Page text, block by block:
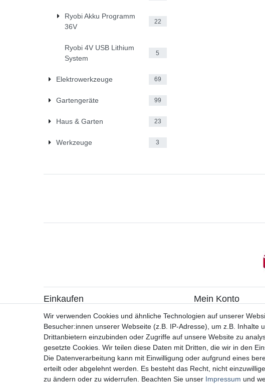
Ryobi Akku Programm
36V
22
Ryobi 4V USB Lithium
System
5
Elektrowerkzeuge 69
Gartengeräte 99
Haus & Garten 23
Werkzeuge 3
Einkaufen
> Zahlungsarten
> Versandarten & -kosten
> Widerrufsrecht / Widerruf erklären
> Hilfe
> Information zur Batterieentsorgung
> Altölverordnung
Mein Konto
> Registrieren
> Login
Wir verwenden Cookies und ähnliche Technologien auf unserer
Besucher:innen unserer Webseite (z.B. IP-Adresse), um z.B. Inhalte
Drittanbietern einzubinden oder Zugriffe auf unsere Website zu
gesetzte Cookies. Wir teilen diese Daten mit Dritten, die wir in den
Die Datenverarbeitung kann mit Einwilligung oder aufgrund eines
erteilt oder abgelehnt werden. Es besteht das Recht, nicht
zu ändern oder zu widerrufen. Beachten Sie unser Impressum und